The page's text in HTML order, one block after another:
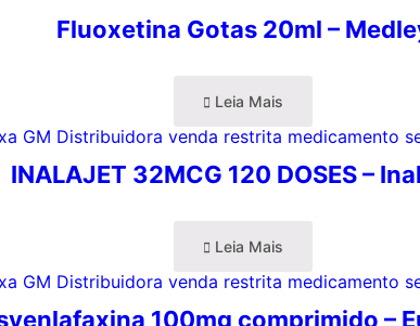
Fluoxetina Gotas 20ml –
Leia Mais
INALAJET 32MCG 120 DOSES –
Leia Mais
100mg comprimido –